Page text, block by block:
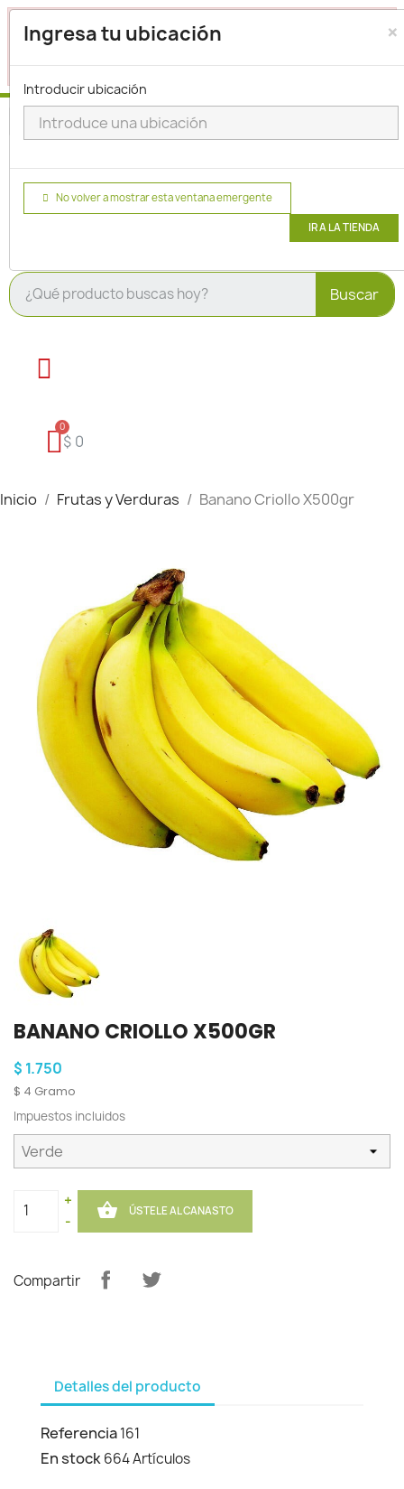
Seleccione su ubicación para que podamos verificar si
actualmente prestamos servicio en su área.
aquípara seleccionar una ubicación.
×
Ingresa tu ubicación
Introducir ubicación
No volver a mostrar esta ventana emergente
IR A LA TIENDA
Buscar
$ 0
Inicio Frutas y Verduras Banano Criollo X500gr
BANANO CRIOLLO X500GR
$ 1.750
$ 4 Gramo
Impuestos incluidos
+
-
 ÚSTELE AL CANASTO
Compartir
Detalles del producto
Referencia161
En stock664 Artículos